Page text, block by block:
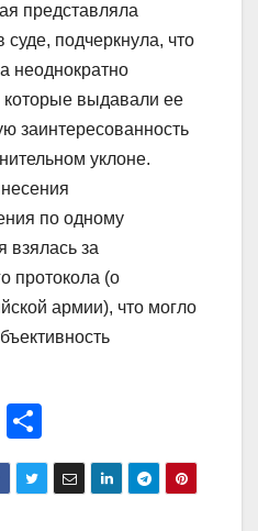
представляла
подчеркнула, что
неоднократно
выдавали ее
заинтересованность
уклоне.
по одному
взялась за
протокола (о
армии), что могло
T
тп
р